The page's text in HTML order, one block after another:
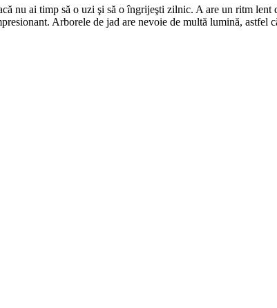
nu ai timp să o uzi şi să o îngrijeşti zilnic. A are un ritm
Arborele de jad are nevoie de multă lumină, astfel